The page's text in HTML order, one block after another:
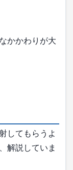
かかわりが大
してもらうよ
解説していま